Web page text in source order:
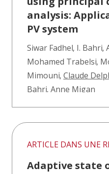
analysis:
PV system
Siwar Fadhel, I. Bahri,
Mohamed Trabelsi,
Mimouni, Claude
Bahri, Anne Migan
ARTICLE DANS UNE
Adaptive state